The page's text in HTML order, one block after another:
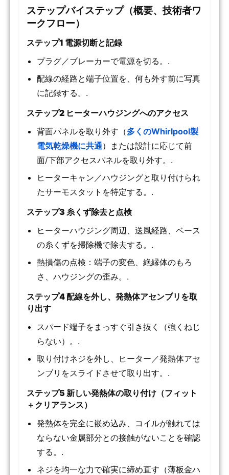
ステップバイステップ（概要、技術者ワ
ークフロー）
ステップ1 電源切断と記録
プラグ／ブレーカーで電源を切る。.
配線の経路と端子位置を、何も外す前に写真
に記録する。.
ステップ2 ヒーターハウジングへのアクセス
背面パネルを取り外す（多くのWhirlpool製
電気乾燥機に共通）または設計に応じて前
面/下部アクセスパネルを取り外す。.
ヒーターキャン／ハウジングと取り付けられ
たサーモスタットを特定する。.
ステップ3 糸くず除去と点検
ヒーターハウジング周辺、送風経路、ベース
の糸くずを掃除機で除去する。.
熱損傷の点検：端子の変色、絶縁体のもろ
さ、ハウジングの歪み。.
ステップ4 配線を外し、発熱体アセンブリを取
り出す
スパード端子をまっすぐ引き抜く（強くねじ
らない）。.
取り付けネジを外し、ヒーター／発熱体アセ
ンブリをスライドさせて取り出す。.
ステップ5 新しい発熱体の取り付け（フィット
＋クリアランス）
発熱体を完全に嵌め込み、コイルが触れては
ならない金属部分との接触がないことを確認
する。.
ネジを均一な力で確実に締め直す（薄板金ハ